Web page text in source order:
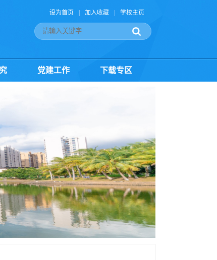
设为首页 加入收藏 学校主页
党建工作 下载专区